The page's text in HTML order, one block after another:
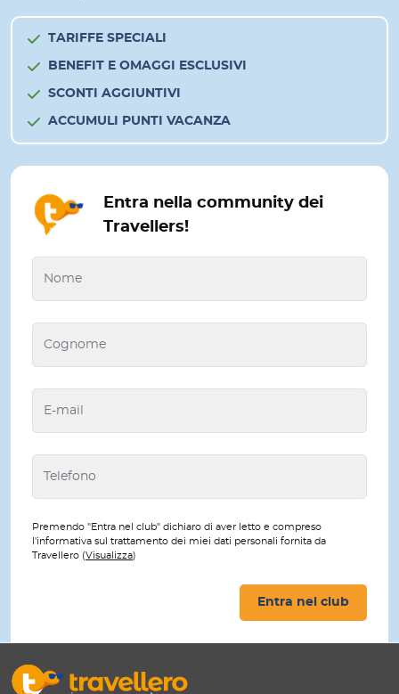
TARIFFE SPECIALI
BENEFIT E OMAGGI ESCLUSIVI
SCONTI AGGIUNTIVI
ACCUMULI PUNTI VACANZA
Entra nella community dei
Travellers!
Premendo "Entra nel club" dichiaro di aver letto e compreso
l'informativa sul trattamento dei miei dati personali fornita da
Travellero (Visualizza)
Entra nel club